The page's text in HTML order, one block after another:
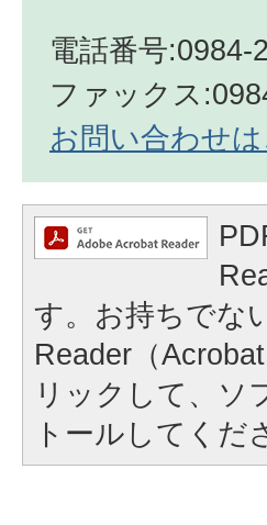
電話番号:0984-
ファックス
お問い合わせ
す。お持ちでな
Reader（
リックして、ソ
トールしてくだ